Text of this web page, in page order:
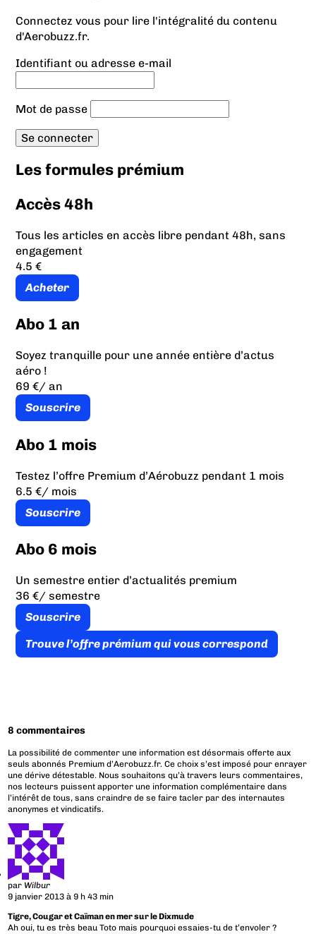
Connectez vous pour lire l'intégralité du contenu
d'Aerobuzz.fr.
Identifiant ou adresse e-mail
Mot de passe
Les formules prémium
Accès 48h
Tous les articles en accès libre pendant 48h, sans
engagement
4.5 €
Acheter
Abo 1 an
Soyez tranquille pour une année entière d’actus
aéro !
69 €/ an
Souscrire
Abo 1 mois
Testez l’offre Premium d’Aérobuzz pendant 1 mois
6.5 €/ mois
Souscrire
Abo 6 mois
Un semestre entier d’actualités premium
36 €/ semestre
Souscrire
Trouve l’offre prémium qui vous correspond
8 commentaires
La possibilité de commenter une information est désormais offerte aux
seuls abonnés Premium d’Aerobuzz.fr. Ce choix s’est imposé pour enrayer
une dérive détestable. Nous souhaitons qu’à travers leurs commentaires,
nos lecteurs puissent apporter une information complémentaire dans
l’intérêt de tous, sans craindre de se faire tacler par des internautes
anonymes et vindicatifs.
par Wilbur
9 janvier 2013 à 9 h 43 min
Tigre, Cougar et Caïman en mer sur le Dixmude
Ah oui, tu es très beau Toto mais pourquoi essaies-tu de t’envoler ?